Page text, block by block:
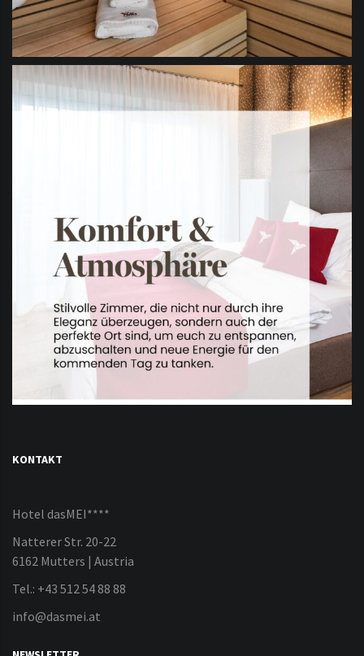
KONTAKT
Hotel dasMEI****
Natterer Str. 20-22
6162 Mutters | Austria
Tel.: +43 512 54 88 88
info@dasmei.at